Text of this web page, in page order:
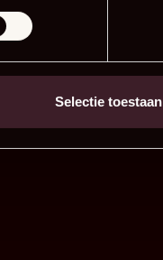
Selectie toestaan